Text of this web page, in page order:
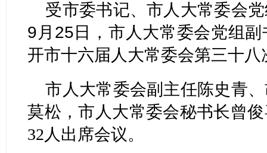
受市委书记、市人大常委会
9月25日，市人大常委会党组
开市十六届人大常委会第三十八
市人大常委会副主任陈史青
莫松，市人大常委会秘书长曾
32人出席会议。